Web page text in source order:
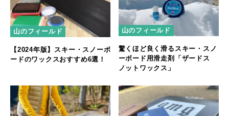
山のフィールド
【2024年版】スキー・スノーボ
ードのワックスおすすめ6選！
山のフィールド
驚くほど良く滑るスキー・スノ
ーボード用滑走剤「ザードス
ノットワックス」